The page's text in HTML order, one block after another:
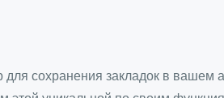
сохранения закладок в вашем